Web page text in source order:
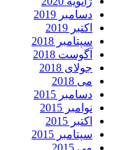
دسامبر 2019
اکتبر 2019
سپتامبر 2018
آگوست 2018
جولای 2018
می 2018
دسامبر 2015
نوامبر 2015
اکتبر 2015
سپتامبر 2015
می 2015